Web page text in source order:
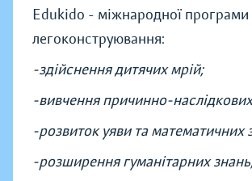
Edukido - міжнародної програми
легоконструювання:
-здійснення дитячих мрій;
-вивчення причинно-наслідкових
-розвиток уяви та математичних
-розширення гуманітарних